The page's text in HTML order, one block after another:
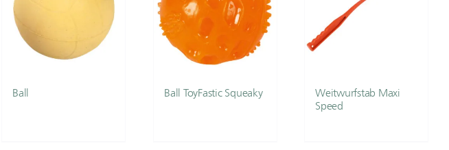
Ball Ball ToyFastic Squeaky
Weitwurfstab Maxi
Speed